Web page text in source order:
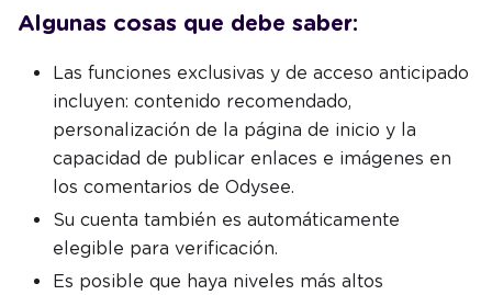
Algunas cosas que debe saber:
Las funciones exclusivas y de acceso anticipado
incluyen: contenido recomendado,
personalización de la página de inicio y la
capacidad de publicar enlaces e imágenes en
los comentarios de Odysee.
Su cuenta también es automáticamente
elegible para verificación.
Es posible que haya niveles más altos